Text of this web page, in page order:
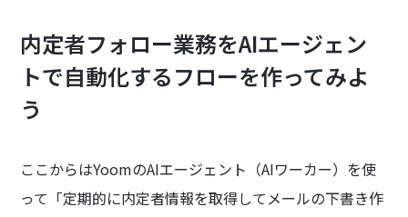
内定者フォロー業務をAIエージェン
トで自動化するフローを作ってみよ
う
ここからはYoomのAIエージェント（AIワーカー）を使
って「定期的に内定者情報を取得してメールの下書き作